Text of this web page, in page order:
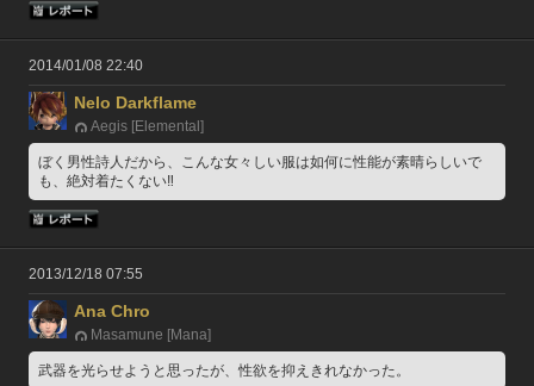
2014/01/08 22:40
Nelo Darkflame
Aegis [Elemental]
ぼく男性詩人だから、こんな女々しい服は如何に性能が素晴らしいで
も、絶対着たくない‼︎
2013/12/18 07:55
Ana Chro
Masamune [Mana]
武器を光らせようと思ったが、性欲を抑えきれなかった。